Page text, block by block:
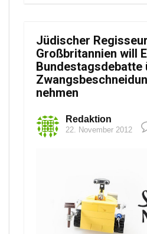
Jüdischer
Großbritannien will
Bundestagsdebatte
nehmen
Redaktion
22. November 2012